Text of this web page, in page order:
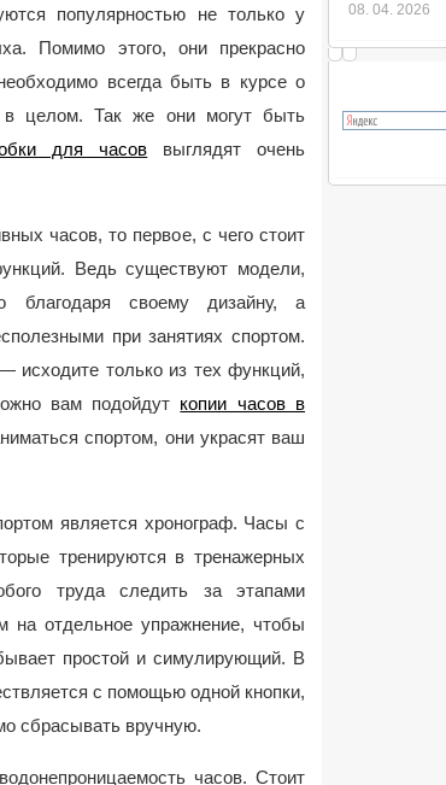
популярностью не только у
Помимо этого, они прекрасно
всегда быть в курсе о
в целом. Так же они могут быть
для часов выглядят очень
часов, то первое, с чего стоит
Ведь существуют модели,
благодаря своему дизайну, а
при занятиях спортом.
исходите только из тех функций,
вам подойдут копии часов в
спортом, они украсят ваш
является хронограф. Часы с
тренируются в тренажерных
труда следить за этапами
на отдельное упражнение, чтобы
простой и симулирующий. В
с помощью одной кнопки,
сбрасывать вручную.
часов. Стоит
08. 04. 2026